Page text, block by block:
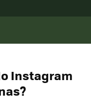
Instagram